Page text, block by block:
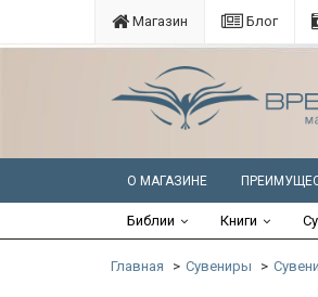
Магазин Блог
О МАГАЗИНЕ
Библии Книги
Главная Сувениры